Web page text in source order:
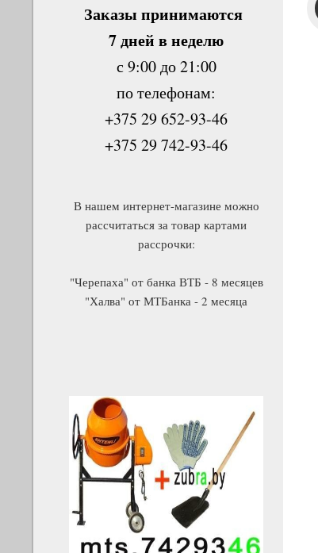
Заказы принимаются
7 дней в неделю
с 9:00 до 21:00
по телефонам:
+375 29 652-93-46
+375 29 742-93-46
В нашем интернет-магазине можно
рассчитаться за товар картами
рассрочки:
"Черепаха" от банка ВТБ - 8 месяцев
"Халва" от МТБанка - 2 месяца